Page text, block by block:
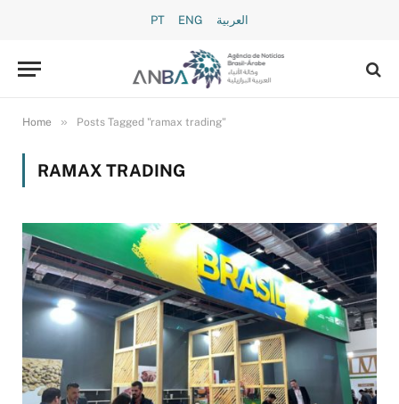
PT ENG العربية
Home » Posts Tagged "ramax trading"
RAMAX TRADING